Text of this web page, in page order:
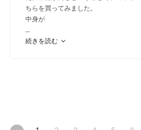
ちらを買ってみました。
中身が
...
続きを読む